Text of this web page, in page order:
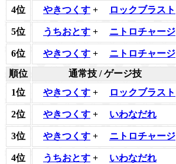
4位 やきつくす + ロックブラスト
5位 うちおとす + ニトロチャージ
6位 やきつくす + ニトロチャージ
順位
通常技 / ゲージ技
1位
やきつくす + ロックブラスト
2位 やきつくす + いわなだれ
3位 やきつくす + ニトロチャージ
4位 うちおとす + いわなだれ